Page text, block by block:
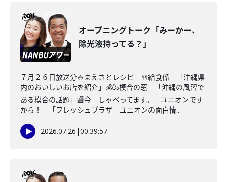
オープニングトーク「みーかー、
除光液持ってる？」
７月２６日放送分🍚まえさとレシピ 🍴給食係 「沖縄県
内のおいしいお店を紹介」💰🍶模合の窓 「沖縄の風習で
ある模合の話題」🏬今 しゃべってます。 ユニオンです
から！ 「フレッシュプラザ ユニオンの面白情...
2026.07.26 |00:39:57